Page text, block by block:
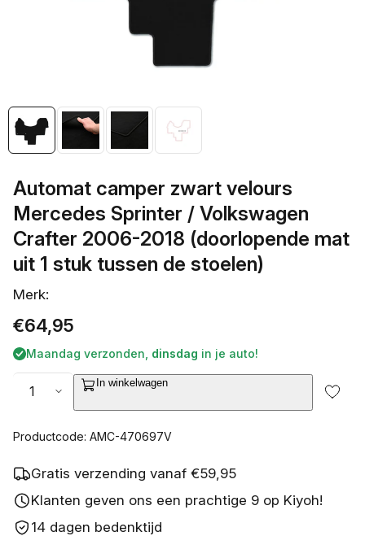
galerieweergave
Automat camper zwart velours
Mercedes Sprinter / Volkswagen
Crafter 2006-2018 (doorlopende mat
uit 1 stuk tussen de stoelen)
Merk:
Normale
prijs
€64,95
Maandag verzonden, dinsdag in je auto!
In winkelwagen
Productcode: AMC-470697V
Gratis verzending vanaf €59,95
Klanten geven ons een prachtige 9 op Kiyoh!
14 dagen bedenktijd